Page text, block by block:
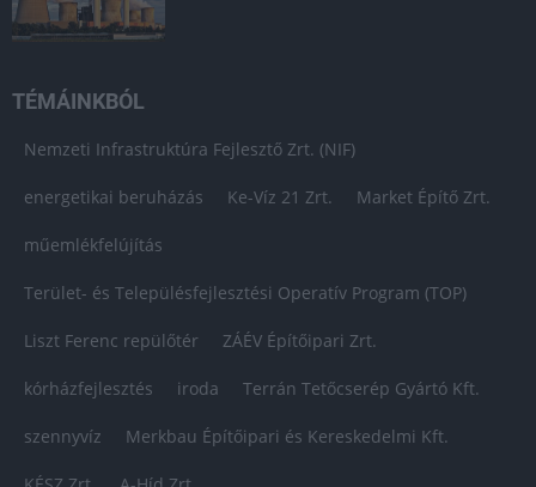
TÉMÁINKBÓL
Nemzeti Infrastruktúra Fejlesztő Zrt. (NIF)
energetikai beruházás Ke-Víz 21 Zrt. Market Építő Zrt.
műemlékfelújítás
Terület- és Településfejlesztési Operatív Program (TOP)
Liszt Ferenc repülőtér ZÁÉV Építőipari Zrt.
kórházfejlesztés iroda Terrán Tetőcserép Gyártó Kft.
szennyvíz Merkbau Építőipari és Kereskedelmi Kft.